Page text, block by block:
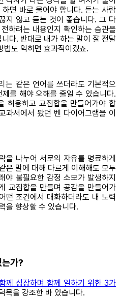
면 바로 물어야 합니다. 듣는 사람
지 않고 듣는 것이 좋습니다. 그 다
하려는 내용인지 확인하는 습관을
다. 반대로 내가 하는 말이 잘 전달
법도 익히면 효과적이겠죠.
는 같은 언어를 쓰더라도 기본적으
를 해야 오해를 줄일 수 있습니다.
허용하고 교집합을 만들어가야 합
과서에서 봤던 벤 다이어그램을 이
을 나누어 서로의 자유를 명료하게
은 말에 대해 다르게 이해해도 모두
야 불필요한 감정 소모가 발생하지
교집합을 만들며 공감을 만들어가
떤 조건에서 대화하더라도 내 노력
을 향상할 수 있습니다.
가?
께 성장하며 함께 일하기 위한 3가
목을 강조한 바 있습니다.